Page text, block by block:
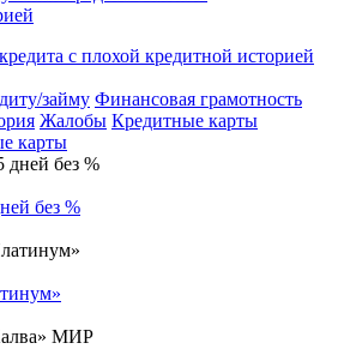
с плохой кредитной историей
займу Финансовая грамотность
Жалобы Кредитные карты
карты
без %